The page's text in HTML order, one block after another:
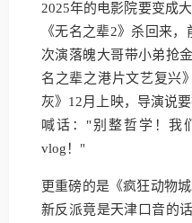
2025年的电影院要变成
《无名之辈2》杀回来
次演落魄大哥带小弟抢
名之辈之港片文艺复兴
灰》12月上映，导演说
喊话："别整哲学！我
vlog！"
更重磅的是《疯狂动物
新反派竟是天津口音的